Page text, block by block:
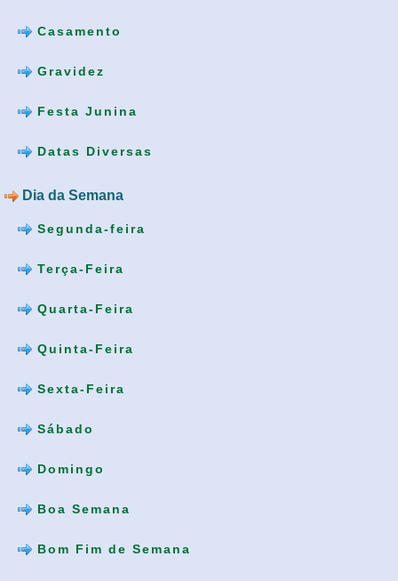
Casamento
Gravidez
Festa Junina
Datas Diversas
Dia da Semana
Segunda-feira
Terça-Feira
Quarta-Feira
Quinta-Feira
Sexta-Feira
Sábado
Domingo
Boa Semana
Bom Fim de Semana